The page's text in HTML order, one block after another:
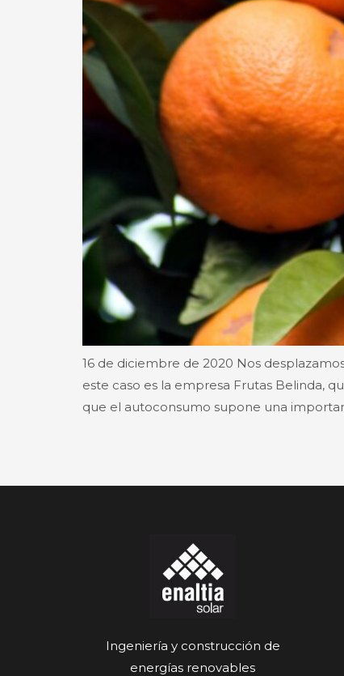
16 de diciembre de 2020 Nos
este caso es la empresa Frutas Belinda,
que el autoconsumo supone una
Ingeniería y construcción de
energías renovables